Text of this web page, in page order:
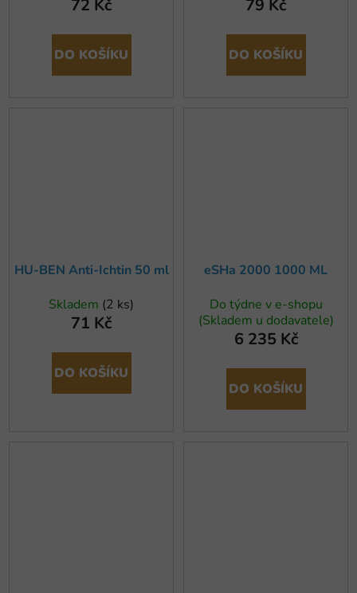
72 Kč
DO KOŠÍKU
79 Kč
DO KOŠÍKU
HU-BEN Anti-Ichtin 50 ml
Skladem (2 ks)
71 Kč
DO KOŠÍKU
eSHa 2000 1000 ML
Do týdne v e-shopu
(Skladem u dodavatele)
6 235 Kč
DO KOŠÍKU